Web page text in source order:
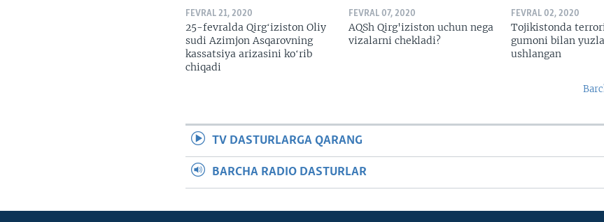
FEVRAL 21, 2020
25-fevralda Qirgʻiziston Oliy
sudi Azimjon Asqarovning
kassatsiya arizasini koʻrib
chiqadi
FEVRAL 07, 2020
AQSh Qirg'iziston uchun nega
vizalarni chekladi?
FEVRAL 02, 2020
Tojikistonda
gumoni bilan
ushlangan
TV DASTURLARGA QARANG
BARCHA RADIO DASTURLAR